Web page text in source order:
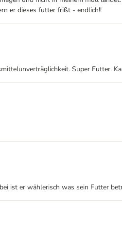
er dieses futter frißt - endlich!!
Super Futter.
ist er wählerisch was sein Futter